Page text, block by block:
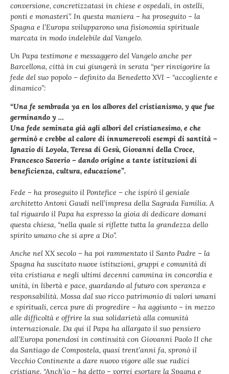
conversione, concretizzatasi in chiese e ospedali, in ostelli,
ponti e monasteri”. In questa maniera – ha proseguito – la
Spagna e l’Europa svilupparono una fisionomia spirituale
marcata in modo indelebile dal Vangelo.
Un Papa testimone e messaggero del Vangelo anche per
Barcellona, città in cui giungerà in serata “per rinvigorire la
fede del suo popolo – definito da Benedetto XVI – “accogliente e
dinamico”:
“Una fe sembrada ya en los albores del cristianismo, y que fue
germinando y …
Una fede seminata già agli albori del cristianesimo, e che
germinò e crebbe al calore di innumerevoli esempi di santità –
Ignazio di Loyola, Teresa di Gesù, Giovanni della Croce,
Francesco Saverio – dando origine a tante istituzioni di
beneficienza, cultura, educazione”.
Fede – ha proseguito il Pontefice – che ispirò il geniale
architetto Antoni Gaudí nell’impresa della Sagrada Familia. A
tal riguardo il Papa ha espresso la gioia di dedicare domani
questa chiesa, “nella quale si riflette tutta la grandezza dello
spirito umano che si apre a Dio”.
Anche nel XX secolo – ha poi rammentato il Santo Padre – la
Spagna ha suscitato nuove istituzioni, gruppi e comunità di
vita cristiana e negli ultimi decenni cammina in concordia e
unità, in libertà e pace, guardando al futuro con speranza e
responsabilità. Mossa dal suo ricco patrimonio di valori umani
e spirituali, cerca pure di progredire – ha aggiunto – in mezzo
alle difficoltà e offrire la sua solidarietà alla comunità
internazionale. Da qui il Papa ha allargato il suo pensiero
all’Europa ponendosi in continuità con Giovanni Paolo II che
da Santiago de Compostela, quasi trent’anni fa, spronò il
Vecchio Continente a dare nuovo vigore alle sue radici
cristiane. “Anch’io – ha detto – vorrei esortare la Spagna e